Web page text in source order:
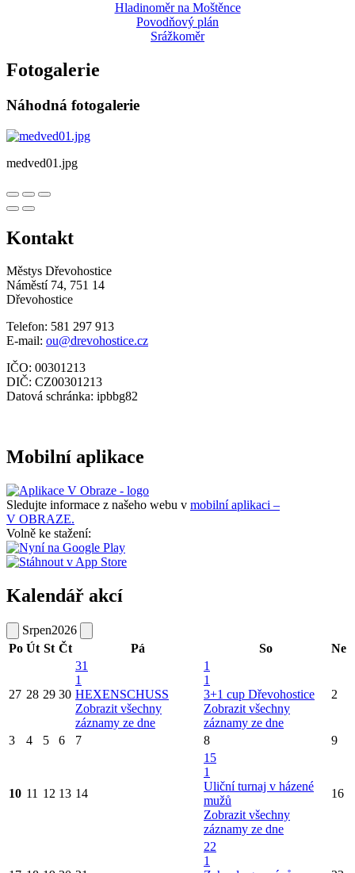
Hladinoměr na Moštěnce
Povodňový plán
Srážkoměr
Fotogalerie
Náhodná fotogalerie
medved01.jpg
Kontakt
Městys Dřevohostice
Náměstí 74, 751 14
Dřevohostice
Telefon: 581 297 913
E-mail: ou@drevohostice.cz
IČO: 00301213
DIČ: CZ00301213
Datová schránka: ipbbg82
Mobilní aplikace
Sledujte informace z našeho webu v mobilní aplikaci –
V OBRAZE.
Volně ke stažení:
Kalendář akcí
Srpen2026
Po Út St Čt Pá So Ne
27 28 29 30
31
1
HEXENSCHUSS
Zobrazit všechny
záznamy ze dne
1
1
3+1 cup Dřevohostice
Zobrazit všechny
záznamy ze dne
2
3 4 5 6 7 8 9
10 11 12 13 14
15
1
Uliční turnaj v házené
mužů
Zobrazit všechny
záznamy ze dne
16
22
1